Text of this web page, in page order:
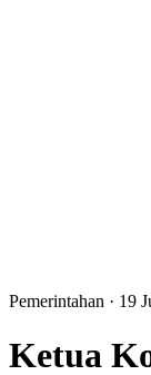
Pemerintahan · 19
Ketua